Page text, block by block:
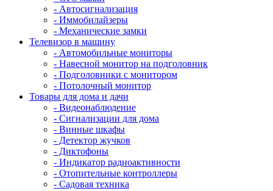
- Автосигнализация
- Иммобилайзеры
- Механические замки
Телевизор в машину
- Автомобильные мониторы
- Навесной монитор на подголовник
- Подголовники с монитором
- Потолочный монитор
Товары для дома и дачи
- Видеонаблюдение
- Сигнализации для дома
- Винные шкафы
- Детектор жучков
- Диктофоны
- Индикатор радиоактивности
- Отопительные контроллеры
- Садовая техника